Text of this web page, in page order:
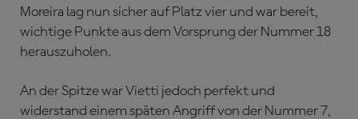
Moreira lag nun sicher auf Platz vier und war bereit,
wichtige Punkte aus dem Vorsprung der Nummer 18
herauszuholen.
An der Spitze war Vietti jedoch perfekt und
widerstand einem späten Angriff von der Nummer 7,